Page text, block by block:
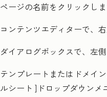
ページの名前をクリックしま
コンテンツエディターで、
ダイアログボックスで、左
テンプレートまたはドメイ
ルシート ]ドロップダウンメ